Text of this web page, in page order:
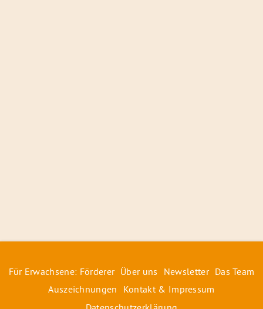
Für Erwachsene: Förderer Über uns Newsletter Das Team
Auszeichnungen
Kontakt & Impressum